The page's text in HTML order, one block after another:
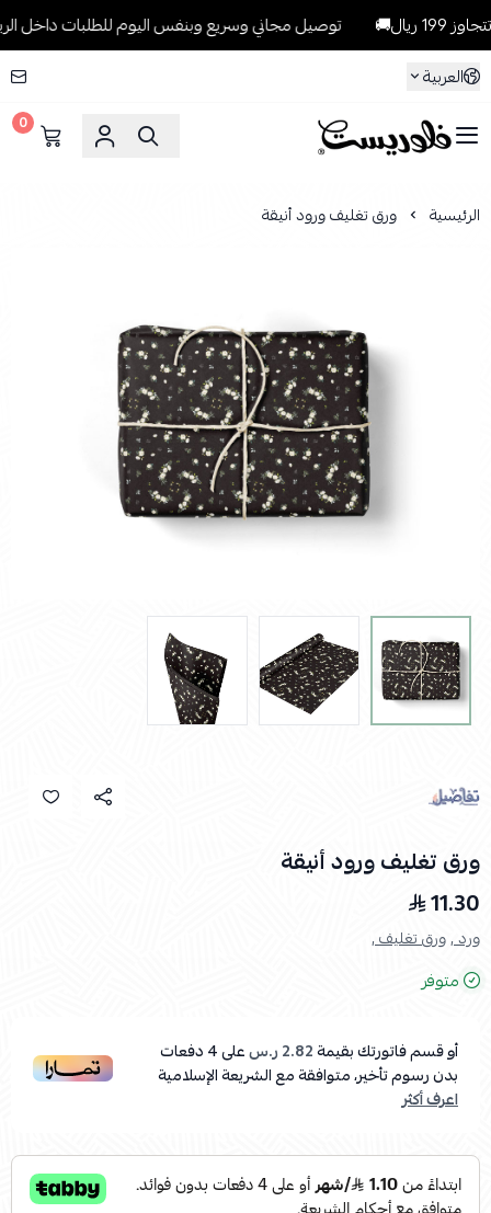
توصيل مجاني وسريع وبنفس اليوم للطلبات داخل الرياض
العربية
فلوريست Florist
0
الرئيسية ورق تغليف ورود أنيقة
ورق تغليف ورود أنيقة
11.30
ورد ,ورق تغليف ,
متوفر
أو قسم فاتورتك بقيمة2.82 ر.س على4دفعات
بدون رسوم تأخير، متوافقة مع الشريعة الإسلامية
اعرف أكثر